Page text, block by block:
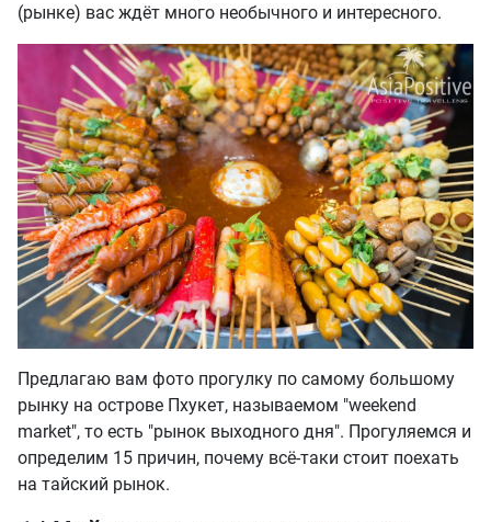
(рынке) вас ждёт много необычного и интересного.
Предлагаю вам фото прогулку по самому большому
рынку на острове Пхукет, называемом "weekend
market", то есть "рынок выходного дня". Прогуляемся и
определим 15 причин, почему всё-таки стоит поехать
на тайский рынок.